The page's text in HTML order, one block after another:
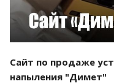
Сайт по продаже
напыления "Димет"